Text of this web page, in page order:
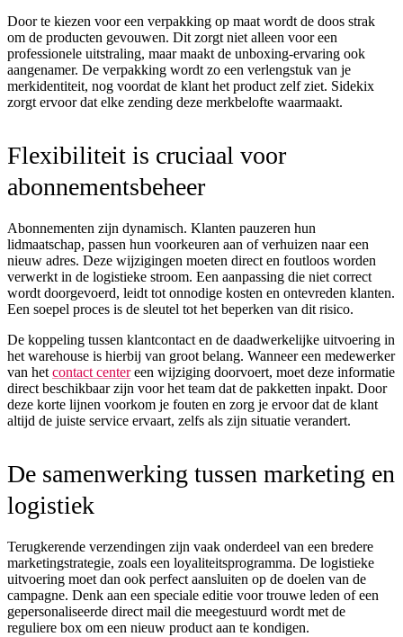
Door te kiezen voor een verpakking op maat wordt de doos strak
om de producten gevouwen. Dit zorgt niet alleen voor een
professionele uitstraling, maar maakt de unboxing-ervaring ook
aangenamer. De verpakking wordt zo een verlengstuk van je
merkidentiteit, nog voordat de klant het product zelf ziet. Sidekix
zorgt ervoor dat elke zending deze merkbelofte waarmaakt.
Flexibiliteit is cruciaal voor
abonnementsbeheer
Abonnementen zijn dynamisch. Klanten pauzeren hun
lidmaatschap, passen hun voorkeuren aan of verhuizen naar een
nieuw adres. Deze wijzigingen moeten direct en foutloos worden
verwerkt in de logistieke stroom. Een aanpassing die niet correct
wordt doorgevoerd, leidt tot onnodige kosten en ontevreden klanten.
Een soepel proces is de sleutel tot het beperken van dit risico.
De koppeling tussen klantcontact en de daadwerkelijke uitvoering in
het warehouse is hierbij van groot belang. Wanneer een medewerker
van het contact centereen wijziging doorvoert, moet deze informatie
direct beschikbaar zijn voor het team dat de pakketten inpakt. Door
deze korte lijnen voorkom je fouten en zorg je ervoor dat de klant
altijd de juiste service ervaart, zelfs als zijn situatie verandert.
De samenwerking tussen marketing en
logistiek
Terugkerende verzendingen zijn vaak onderdeel van een bredere
marketingstrategie, zoals een loyaliteitsprogramma. De logistieke
uitvoering moet dan ook perfect aansluiten op de doelen van de
campagne. Denk aan een speciale editie voor trouwe leden of een
gepersonaliseerde direct mail die meegestuurd wordt met de
reguliere box om een nieuw product aan te kondigen.